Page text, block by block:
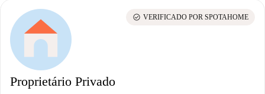
Proprietário Privado
check_circle VERIFICADO POR SPOTAHOME